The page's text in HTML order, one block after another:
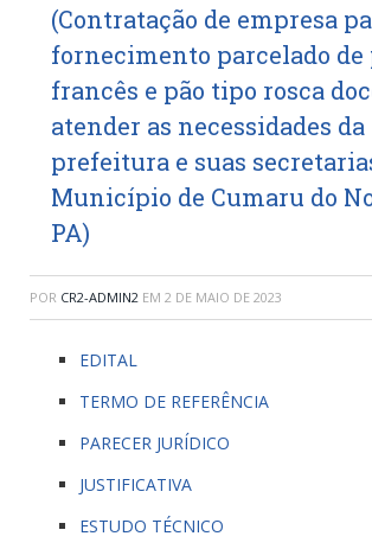
(Contratação de empresa
fornecimento parcelado de
francês e pão tipo rosca
atender as necessidades da
prefeitura e suas
Município de Cumaru do
PA)
POR CR2-ADMIN2 EM 2 DE MAIO DE 2023
EDITAL
TERMO DE REFERÊNCIA
PARECER JURÍDICO
JUSTIFICATIVA
ESTUDO TÉCNICO